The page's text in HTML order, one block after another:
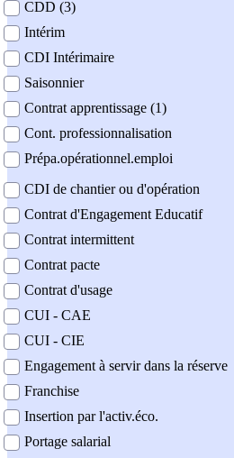
CDD (3)
Intérim
CDI Intérimaire
Saisonnier
Contrat apprentissage (1)
Cont. professionnalisation
Prépa.opérationnel.emploi
CDI de chantier ou d'opération
Contrat d'Engagement Educatif
Contrat intermittent
Contrat pacte
Contrat d'usage
CUI - CAE
CUI - CIE
Engagement à servir dans la réserve
Franchise
Insertion par l'activ.éco.
Portage salarial